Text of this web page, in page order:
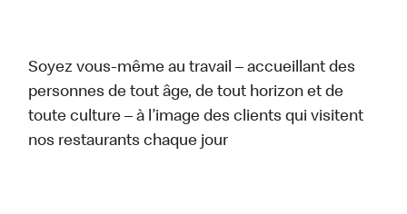
Soyez vous-même au travail – accueillant des
personnes de tout âge, de tout horizon et de
toute culture – à l’image des clients qui visitent
nos restaurants chaque jour